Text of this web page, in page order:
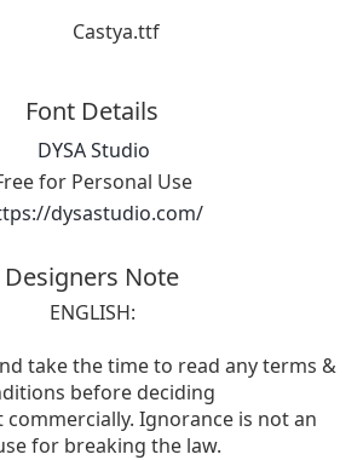
Castya.ttf
Font Details
DYSA Studio
for Personal Use
dysastudio.com/
Designers Note
ENGLISH:
take the time to read any terms &
before deciding
Ignorance is not an
for breaking the law.